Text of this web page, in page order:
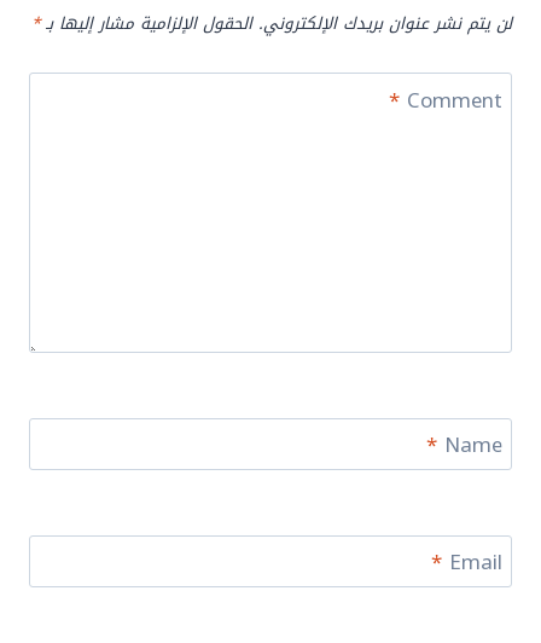
لن يتم نشر عنوان بريدك الإلكتروني. الحقول الإلزامية مشار إليها بـ*
Comment
*
Name
*
Email
*